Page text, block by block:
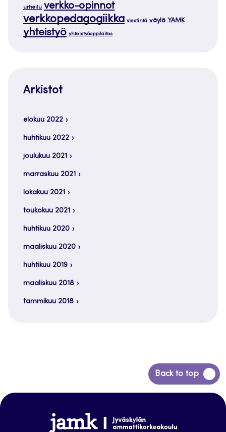
urheilu verkko-opinnot
verkkopedagogiikka viestintä väylä YAMK
yhteistyö yhteistyöoppilaitos
Arkistot
elokuu 2022
huhtikuu 2022
joulukuu 2021
marraskuu 2021
lokakuu 2021
toukokuu 2021
huhtikuu 2020
maaliskuu 2020
huhtikuu 2019
maaliskuu 2018
tammikuu 2018
Back to top
Siirry
takaisin
www.jamk.fi